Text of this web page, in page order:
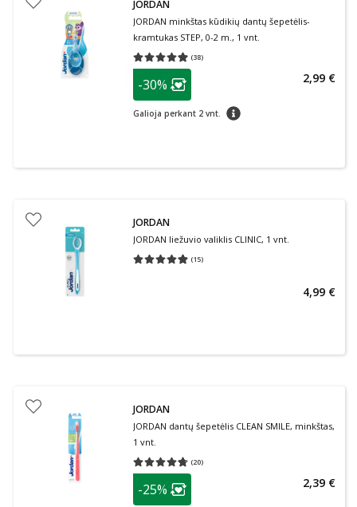
JORDAN
JORDAN minkštas kūdikių dantų šepetėlis-
kramtukas STEP, 0-2 m., 1 vnt.
(38)
Vidutinis įvertinimas 4.97
patarimas
Lojalumo klubo narių nuolaida
-30%
Galioja perkant 2 vnt. patarimas
2,99 €
JORDAN
JORDAN liežuvio valiklis CLINIC, 1 vnt.
(15)
Vidutinis įvertinimas 4.87
4,99 €
JORDAN
JORDAN dantų šepetėlis CLEAN SMILE, minkštas,
1 vnt.
(20)
Vidutinis įvertinimas 4.70
patarimas
Lojalumo klubo narių nuolaida
-25% 2,39 €